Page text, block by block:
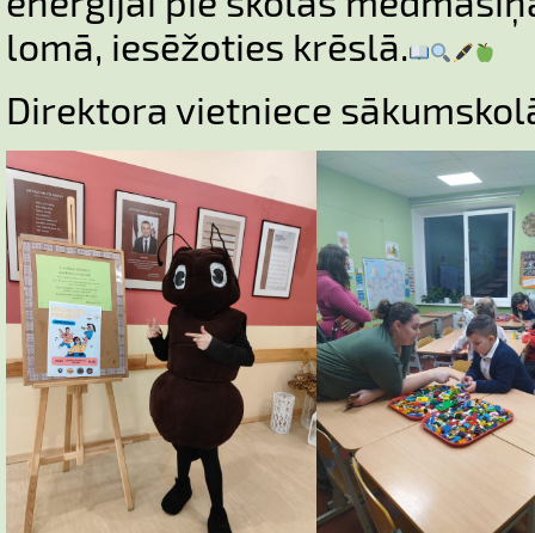
lomā, iesēžoties krēslā.
Direktora vietniece